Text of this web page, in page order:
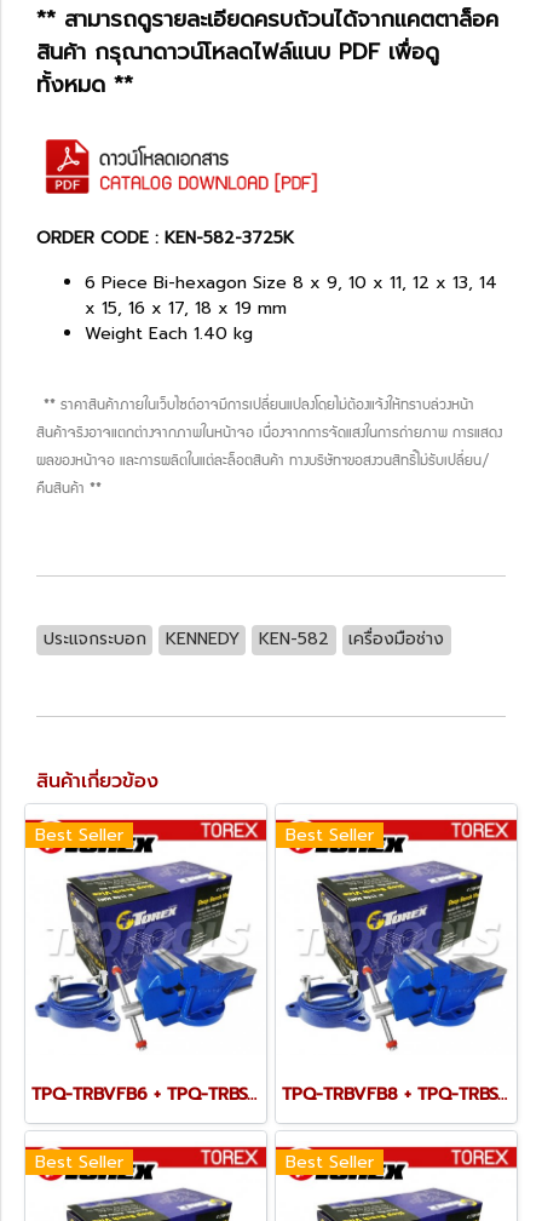
** สามารถดูรายละเอียดครบถ้วนได้จากแคตตาล็อค
สินค้า กรุณาดาวน์โหลดไฟล์แนบ PDF เพื่อดู
ทั้งหมด **
ORDER CODE : KEN-582-3725K
6 Piece Bi-hexagon Size 8 x 9, 10 x 11, 12 x 13, 14
x 15, 16 x 17, 18 x 19 mm
Weight Each 1.40 kg
** ราคาสินค้าภายในเว็บไซต์อาจมีการเปลี่ยนแปลงโดยไม่ต้องแจ้งให้ทราบล่วงหน้า
สินค้าจริงอาจแตกต่างจากภาพในหน้าจอ เนื่องจากการจัดแสงในการถ่ายภาพ การแสดง
ผลของหน้าจอ และการผลิตในแต่ละล็อตสินค้า ทางบริษัทฯขอสงวนสิทธิ์ไม่รับเปลี่ยน/
คืนสินค้า **
ประแจกระบอก KENNEDY KEN-582 เครื่องมือช่าง
สินค้าเกี่ยวข้อง
Best Seller
TPQ-TRBVFB6 + TPQ-TRBSWV6 ชุดปากกาจับชิ้นงาน 150 มม. (6") พร้อมฐานหมุน
Best Seller
TPQ-TRBVFB8 + TPQ-TRBSWV8 ชุดปากกาจับชิ้นงาน 200 มม. (8") พร้อมฐานหมุน
Best Seller Best Seller